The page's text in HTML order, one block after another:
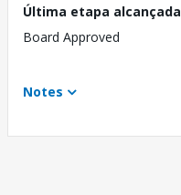
Última etapa alcançada
Board Approved
Notes